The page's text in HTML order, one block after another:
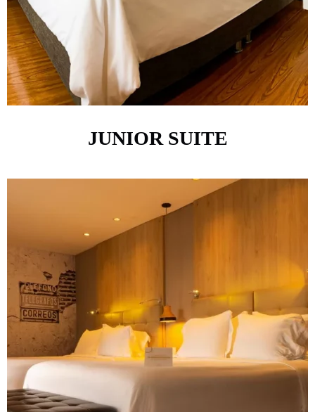
JUNIOR SUITE